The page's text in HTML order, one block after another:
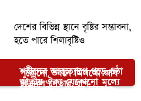
দেশের বিভিন্ন স্থানে বৃষ্টির সম্ভাবনা,
হতে পারে শিলাবৃষ্টিও
পুরোনো ভবনে মিললো জবি
ছাত্রদল নেতার লাশ
শহীদের আত্মত্যাগে গড়ে ওঠা
জাতীয় ঐক্য যেকোনো মূল্যে
রক্ষা করতে হবে: প্রধানমন্ত্রী
চৌদ্দগ্রামে কয়েলের আগুনে
চাকরি ছেড়ে ড্রাগন চাষে